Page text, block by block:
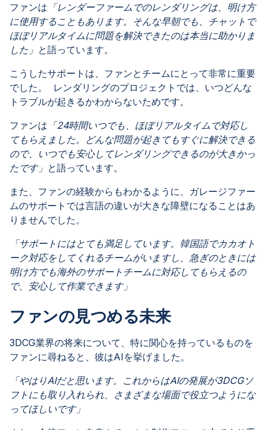
ファンは 「レンダーファームでのレンダリングは、明け方
に使用することもあります。そんな早朝でも、チャットで
ほぼリアルタイムに問題を解決できたのは本当に助かりま
した」 と語っています。
こうしたサポートは、ファンとチームにとって非常に重要
でした。 レンダリングのプロジェクトでは、いつどんな
トラブルが起きるかわからないためです。
ファンは 「24時間いつでも、ほぼリアルタイムで対応し
てもらえました。どんな問題が起きてもすぐに解決できる
ので、いつでも安心してレンダリングできるのが大きかっ
たです」 と語っています。
また、ファンの経験からもわかるように、ガレージファー
ムのサポートでは言語の違いが大きな障壁になることはあ
りませんでした。
「サポートにはとても満足しています。韓国語でカカオト
ーク対応をしてくれるチームがいますし、急ぎのときには
明け方でも海外のサポートチームに対応してもらえるの
で、安心して作業できます」
ファンの見つめる未来
3DCG業界の将来について、特に関心を持っているものを
ファンに尋ねると、彼はAIを挙げました。
「やはりAIだと思います。これからはAIの発展が3DCGソ
フトにも取り入れられ、さまざまな場面で役立つようにな
ってほしいです」